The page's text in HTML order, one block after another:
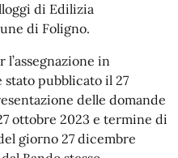
di Edilizia
di Foligno.
in
stato pubblicato il 27
delle domande
ottobre 2023 e termine di
giorno 27 dicembre